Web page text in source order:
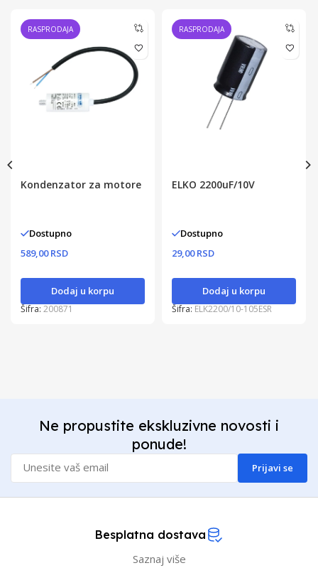
RASPRODAJA
Kondenzator za motore
Dostupno
589,00 RSD
Dodaj u korpu
Šifra:200871
RASPRODAJA
ELKO 2200uF/10V
Dostupno
29,00 RSD
Dodaj u korpu
Šifra: ELK2200/10-105ESR
Ne propustite ekskluzivne novosti i
ponude!
Prijavi se
Besplatna dostava
Saznaj više